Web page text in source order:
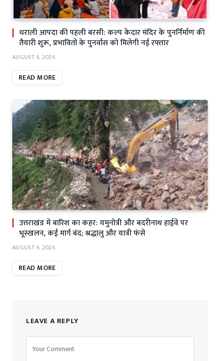
धराली आपदा की पहली बरसी: कल्प केदार मंदिर के पुनर्निर्माण की
तैयारी शुरू, प्रभावितों के पुनर्वास को मिलेगी नई रफ्तार
AUGUST 6, 2026
READ MORE
उत्तराखंड में बारिश का कहर: यमुनोत्री और बदरीनाथ हाईवे पर
भूस्खलन, कई मार्ग बंद; श्रद्धालु और यात्री फंसे
AUGUST 6, 2026
READ MORE
LEAVE A REPLY